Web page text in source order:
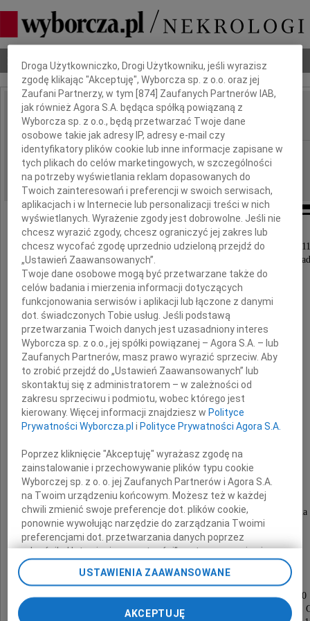
Nekrologi Odeszli Poradnik pogrzebowy
IMIĘ I NAZWISKO: Feliks Orzałkiewicz
REGION: Zielona Góra
DATA EMISJI: 09.03.2011
Z wielkim żalem zawiadamiamy, że dnia 6 marca
w wieku 79 lat odszedł nasz ukochany Tato i
lek. med.
Feliks Orzałkiewicz
specjalista chirurg
specjalista urolog
W latach 70. związany z oddziałem chirurgicznym
były ordynator oddziału urologicznego
Szpitala Wojewódzkiego w Zielonej Górze.
Msza święta żałobna zostanie odprawiona
w sobotę 12 marca 2011 roku o godzinie 10.00
w kościele pw. Najświętszego Zbawiciela w Zielonej
Dbamy o Twoją prywatność
Droga Użytkowniczko, Drogi Użytkowniku, jeśli wyrazisz
zgodę klikając "Akceptuję", Wyborcza sp. z o.o. oraz jej
Zaufani Partnerzy, w tym [874] Zaufanych Partnerów IAB,
jak również Agora S.A. będąca spółką powiązaną z
Wyborcza sp. z o.o., będą przetwarzać Twoje dane
osobowe takie jak adresy IP, adresy e-mail czy
identyfikatory plików cookie lub inne informacje zapisane w
tych plikach do celów marketingowych, w szczególności
na potrzeby wyświetlania reklam dopasowanych do
Twoich zainteresowań i preferencji w swoich serwisach,
aplikacjach i w Internecie lub personalizacji treści w nich
wyświetlanych. Wyrażenie zgody jest dobrowolne. Jeśli nie
chcesz wyrazić zgody, chcesz ograniczyć jej zakres lub
chcesz wycofać zgodę uprzednio udzieloną przejdź do
„Ustawień Zaawansowanych”.
Twoje dane osobowe mogą być przetwarzane także do
celów badania i mierzenia informacji dotyczących
funkcjonowania serwisów i aplikacji lub łączone z danymi
dot. świadczonych Tobie usług. Jeśli podstawą
przetwarzania Twoich danych jest uzasadniony interes
Wyborcza sp. z o.o., jej spółki powiązanej – Agora S.A. – lub
Zaufanych Partnerów, masz prawo wyrazić sprzeciw. Aby
to zrobić przejdź do „Ustawień Zaawansowanych” lub
skontaktuj się z administratorem – w zależności od
zakresu sprzeciwu i podmiotu, wobec którego jest
kierowany. Więcej informacji znajdziesz wPolityce
Prywatności Wyborcza.pl iPolityce Prywatności Agora S.A.
Poprzez kliknięcie "Akceptuję" wyrażasz zgodę na
zainstalowanie i przechowywanie plików typu cookie
Wyborczej sp. z o. o. jej Zaufanych Partnerów i Agora S.A.
na Twoim urządzeniu końcowym. Możesz też w każdej
chwili zmienić swoje preferencje dot. plików cookie,
ponownie wywołując narzędzie do zarządzania Twoimi
preferencjami dot. przetwarzania danych poprzez
odnośnik „Ustawienia prywatności” w stopce serwisu i
przechodząc do sekcji „Ustawienia zaawansowane”.
Zmiana ustawień plików cookie możliwa jest także za
USTAWIENIA ZAAWANSOWANE
AKCEPTUJĘ